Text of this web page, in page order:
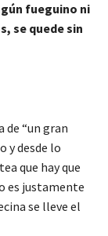
fueguino ni
se quede sin
de “un gran
y desde lo
que hay que
es justamente
se lleve el